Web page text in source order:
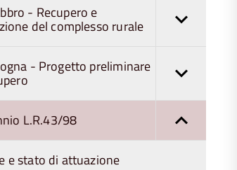
- Recupero e
del complesso rurale
- Progetto preliminare
L.R.43/98
e stato di attuazione